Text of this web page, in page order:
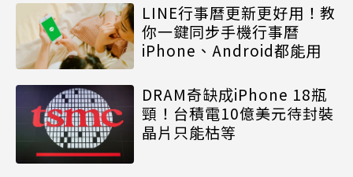
LINE行事曆更新更好用！教
你一鍵同步手機行事曆
iPhone、Android都能用
DRAM奇缺成iPhone 18瓶
頸！台積電10億美元待封裝
晶片只能枯等